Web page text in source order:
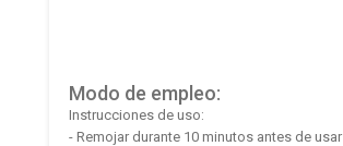
Modo de empleo:
Instrucciones de uso:
- Remojar durante 10 minutos antes de usar